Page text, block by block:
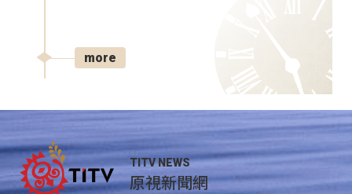
more
TITV NEWS
原視新聞網